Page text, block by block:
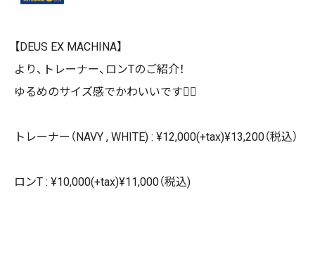
【DEUS EX MACHINA】
より、トレーナー、ロンTのご紹介！
ゆるめのサイズ感でかわいいです🙆‍♂️
トレーナー（NAVY , WHITE) : ¥12,000(+tax)¥13,200（税込）
ロンT : ¥10,000(+tax)¥11,000（税込)